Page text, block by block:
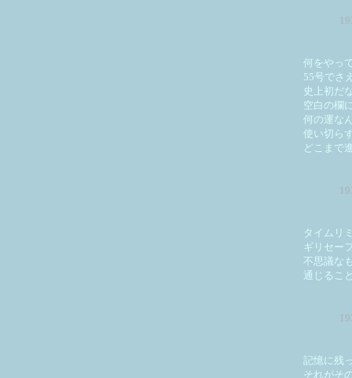
何をやっ
55号でさ
史上初だ
空白の欄
何の運な
使い切ら
どこまで
タイムリ
ギリセー
不思議な
通じるこ
記憶に残
それがそ